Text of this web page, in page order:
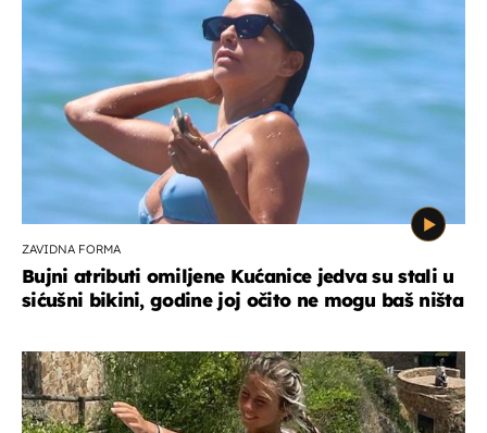
ZAVIDNA FORMA
Bujni atributi omiljene Kućanice jedva su stali u
sićušni bikini, godine joj očito ne mogu baš ništa